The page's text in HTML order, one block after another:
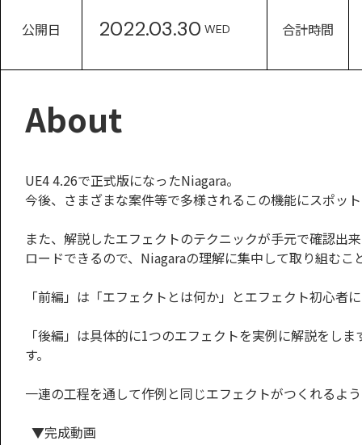
公開日 2022.03.30 WED 合計時間
About
UE4 4.26で正式版になったNiagara。
今後、さまざまな案件等で多様されるこの機能にスポッ
また、解説したエフェクトのテクニックが手元で確認出
ロードできるので、Niagaraの理解に集中して取り組むこ
「前編」は「エフェクトとは何か」とエフェクト初心
「後編」は具体的に1つのエフェクトを実例に解説をし
す。
一連の工程を通して作例と同じエフェクトがつくれるよ
▼完成動画